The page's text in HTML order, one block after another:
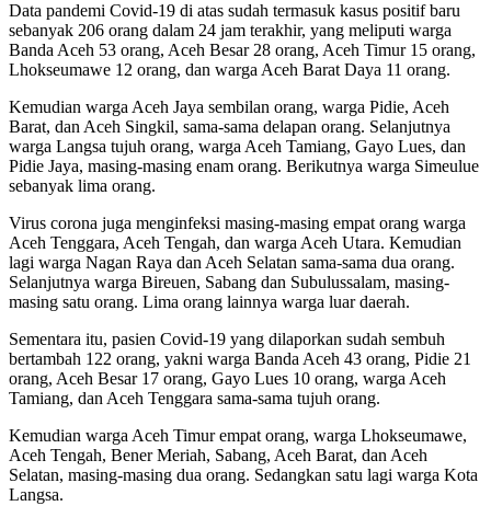
Data pandemi Covid-19 di atas sudah termasuk kasus positif baru
sebanyak 206 orang dalam 24 jam terakhir, yang meliputi warga
Banda Aceh 53 orang, Aceh Besar 28 orang, Aceh Timur 15 orang,
Lhokseumawe 12 orang, dan warga Aceh Barat Daya 11 orang.
Kemudian warga Aceh Jaya sembilan orang, warga Pidie, Aceh
Barat, dan Aceh Singkil, sama-sama delapan orang. Selanjutnya
warga Langsa tujuh orang, warga Aceh Tamiang, Gayo Lues, dan
Pidie Jaya, masing-masing enam orang. Berikutnya warga Simeulue
sebanyak lima orang.
Virus corona juga menginfeksi masing-masing empat orang warga
Aceh Tenggara, Aceh Tengah, dan warga Aceh Utara. Kemudian
lagi warga Nagan Raya dan Aceh Selatan sama-sama dua orang.
Selanjutnya warga Bireuen, Sabang dan Subulussalam, masing-
masing satu orang. Lima orang lainnya warga luar daerah.
Sementara itu, pasien Covid-19 yang dilaporkan sudah sembuh
bertambah 122 orang, yakni warga Banda Aceh 43 orang, Pidie 21
orang, Aceh Besar 17 orang, Gayo Lues 10 orang, warga Aceh
Tamiang, dan Aceh Tenggara sama-sama tujuh orang.
Kemudian warga Aceh Timur empat orang, warga Lhokseumawe,
Aceh Tengah, Bener Meriah, Sabang, Aceh Barat, dan Aceh
Selatan, masing-masing dua orang. Sedangkan satu lagi warga Kota
Langsa.